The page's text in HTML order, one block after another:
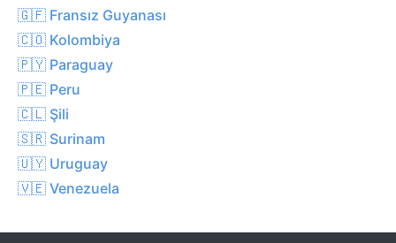
🇬🇫 Fransız Guyanası
🇨🇴 Kolombiya
🇵🇾 Paraguay
🇵🇪 Peru
🇨🇱 Şili
🇸🇷 Surinam
🇺🇾 Uruguay
🇻🇪 Venezuela